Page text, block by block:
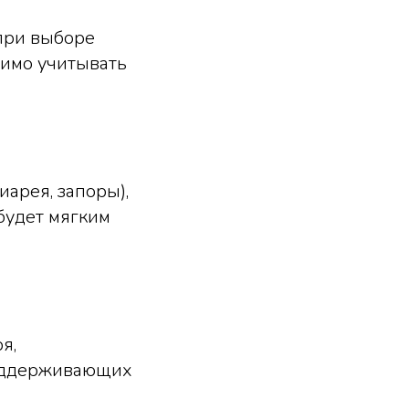
выборе
учитывать
запоры),
мягким